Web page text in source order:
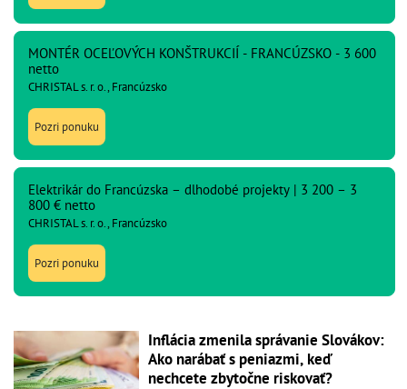
MONTÉR OCEĽOVÝCH KONŠTRUKCIÍ - FRANCÚZSKO - 3 600
netto
CHRISTAL s. r. o., Francúzsko
Pozri ponuku
Elektrikár do Francúzska – dlhodobé projekty | 3 200 – 3
800 € netto
CHRISTAL s. r. o., Francúzsko
Pozri ponuku
Inflácia zmenila správanie Slovákov:
Ako narábať s peniazmi, keď
nechcete zbytočne riskovať?